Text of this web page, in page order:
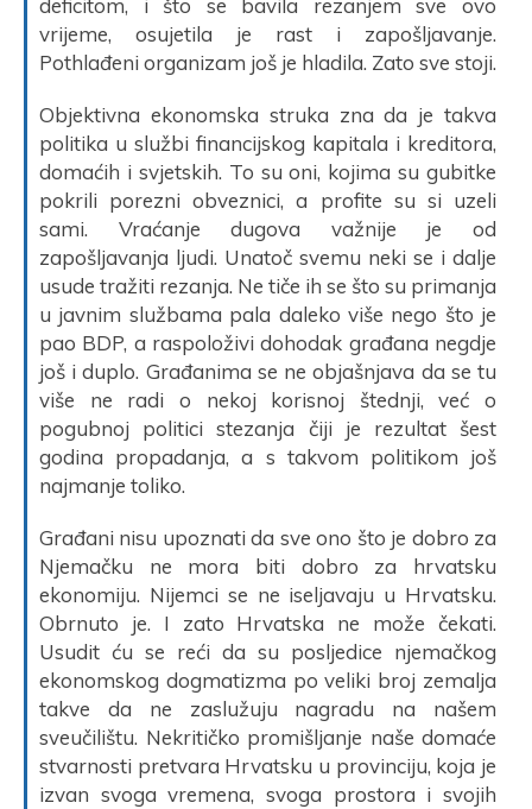
deficitom, i što se bavila rezanjem sve ovo
vrijeme, osujetila je rast i zapošljavanje.
Pothlađeni organizam još je hladila. Zato sve stoji.
Objektivna ekonomska struka zna da je takva
politika u službi financijskog kapitala i kreditora,
domaćih i svjetskih. To su oni, kojima su gubitke
pokrili porezni obveznici, a profite su si uzeli
sami. Vraćanje dugova važnije je od
zapošljavanja ljudi. Unatoč svemu neki se i dalje
usude tražiti rezanja. Ne tiče ih se što su primanja
u javnim službama pala daleko više nego što je
pao BDP, a raspoloživi dohodak građana negdje
još i duplo. Građanima se ne objašnjava da se tu
više ne radi o nekoj korisnoj štednji, već o
pogubnoj politici stezanja čiji je rezultat šest
godina propadanja, a s takvom politikom još
najmanje toliko.
Građani nisu upoznati da sve ono što je dobro za
Njemačku ne mora biti dobro za hrvatsku
ekonomiju. Nijemci se ne iseljavaju u Hrvatsku.
Obrnuto je. I zato Hrvatska ne može čekati.
Usudit ću se reći da su posljedice njemačkog
ekonomskog dogmatizma po veliki broj zemalja
takve da ne zaslužuju nagradu na našem
sveučilištu. Nekritičko promišljanje naše domaće
stvarnosti pretvara Hrvatsku u provinciju, koja je
izvan svoga vremena, svoga prostora i svojih